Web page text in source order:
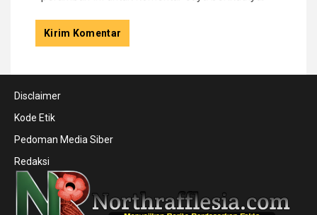
Disclaimer
Kode Etik
Pedoman Media Siber
Redaksi